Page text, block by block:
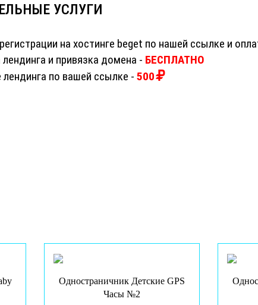
УСЛУГИ
на хостинге beget по нашей ссылке и
лендинга и привязка домена - БЕСПЛАТНО
лендинга по вашей ссылке - 500
Одностраничник Детские GPS
Часы №2